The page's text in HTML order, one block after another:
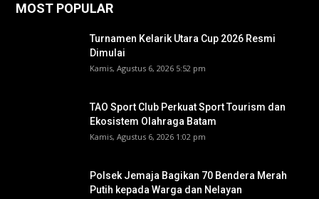
MOST POPULAR
Turnamen Kelarik Utara Cup 2026 Resmi
Dimulai
Kamis, Agustus 6, 2026 5:52 pm
TAO Sport Club Perkuat Sport Tourism dan
Ekosistem Olahraga Batam
Kamis, Agustus 6, 2026 1:02 pm
Polsek Jemaja Bagikan 70 Bendera Merah
Putih kepada Warga dan Nelayan